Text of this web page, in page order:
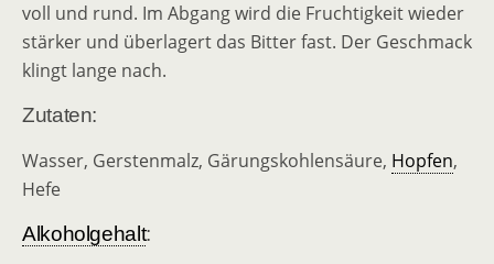
voll und rund. Im Abgang wird die Fruchtigkeit wieder
stärker und überlagert das Bitter fast. Der Geschmack
klingt lange nach.
Zutaten:
Wasser, Gerstenmalz, Gärungskohlensäure, Hopfen,
Hefe
Alkoholgehalt: